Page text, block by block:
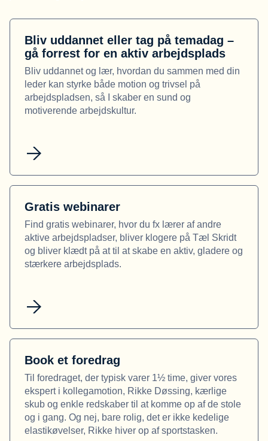
Bliv uddannet eller tag på temadag –
gå forrest for en aktiv arbejdsplads
Bliv uddannet og lær, hvordan du sammen med din
leder kan styrke både motion og trivsel på
arbejdspladsen, så I skaber en sund og
motiverende arbejdskultur.
Gratis webinarer
Find gratis webinarer, hvor du fx lærer af andre
aktive arbejdspladser, bliver klogere på Tæl Skridt
og bliver klædt på at til at skabe en aktiv, gladere og
stærkere arbejdsplads.
Book et foredrag
Til foredraget, der typisk varer 1½ time, giver vores
ekspert i kollegamotion, Rikke Døssing, kærlige
skub og enkle redskaber til at komme op af de stole
og i gang. Og nej, bare rolig, det er ikke kedelige
elastikøvelser, Rikke hiver op af sportstasken.